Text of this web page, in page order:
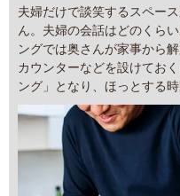
夫婦だけで談笑するスペー
ん。夫婦の会話はどのくら
ングでは奥さんが家事から
カウンターなどを設けてお
ング」となり、ほっとする時